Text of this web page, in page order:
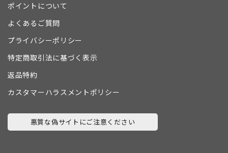
ポイントについて
よくあるご質問
プライバシーポリシー
特定商取引法に基づく表示
返品特約
カスタマーハラスメントポリシー
悪質な偽サイトにご注意ください